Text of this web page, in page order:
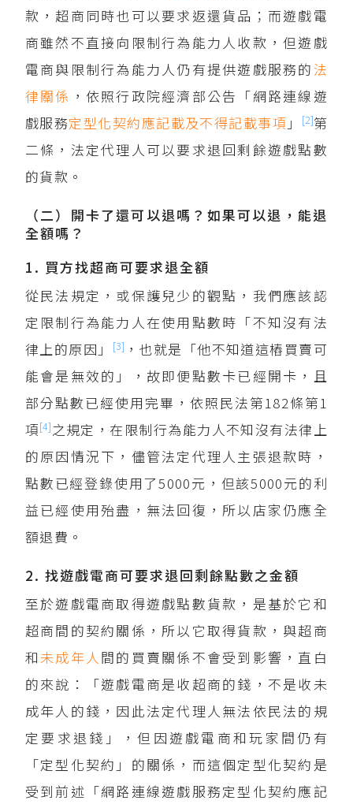
款，超商同時也可以要求返還貨品；而遊戲電
商雖然不直接向限制行為能力人收款，但遊戲
電商與限制行為能力人仍有提供遊戲服務的法
律關係 ，依照行政院經濟部公告「網路連線遊
戲服務定型化契約應記載及不得記載事項 」 [2]第
二條，法定代理人可以要求退回剩餘遊戲點數
的貨款。
（二）開卡了還可以退嗎？如果可以退，能退
全額嗎？
1. 買方找超商可要求退全額
從民法規定，或保護兒少的觀點，我們應該認
定限制行為能力人在使用點數時「不知沒有法
律上的原因」
[3] ，也就是「他不知道這樁買賣可
能會是無效的」，故即便點數卡已經開卡，且
部分點數已經使用完畢，依照民法第182條第1
項[4]之規定，在限制行為能力人不知沒有法律上
的原因情況下，儘管法定代理人主張退款時，
點數已經登錄使用了5000元，但該5000元的利
益已經使用殆盡，無法回復，所以店家仍應全
額退費。
2. 找遊戲電商可要求退回剩餘點數之金額
至於遊戲電商取得遊戲點數貨款，是基於它和
超商間的契約關係，所以它取得貨款，與超商
和 未成年人 間的買賣關係不會受到影響，直白
的來說：「遊戲電商是收超商的錢，不是收未
成年人的錢，因此法定代理人無法依民法的規
定要求退錢」，但因遊戲電商和玩家間仍有
「定型化契約」的關係，而這個定型化契約是
受到前述「網路連線遊戲服務定型化契約應記